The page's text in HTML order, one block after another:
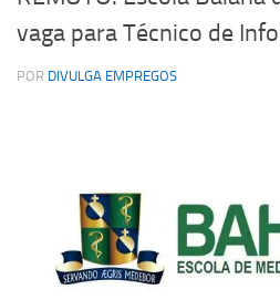
vaga para Técnico de
POR DIVULGA EMPREGOS